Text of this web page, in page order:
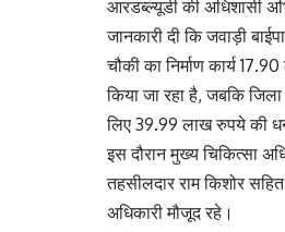
आरडब्ल्यूडी की अधिशासी
जानकारी दी कि जवाड़ी
चौकी का निर्माण कार्य
किया जा रहा है, जबकि
लिए 39.99 लाख रुपये की
इस दौरान मुख्य चिकित्सा
तहसीलदार राम किशोर
अधिकारी मौजूद रहे।